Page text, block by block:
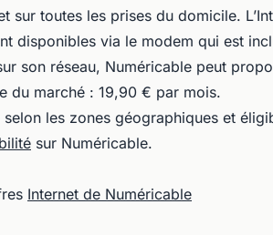
sur toutes les prises du domicile.
disponibles via le modem qui est
son réseau, Numéricable peut
du marché : 19,90 € par mois.
selon les zones géographiques et
sur Numéricable.
Internet de Numéricable